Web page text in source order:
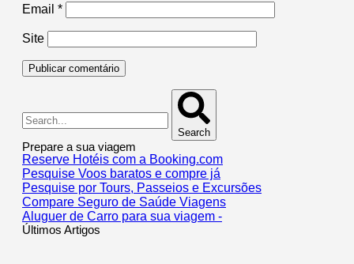
Email *
Site
Search
Prepare a sua viagem
Reserve Hotéis com a Booking.com
Pesquise Voos baratos e compre já
Pesquise por Tours, Passeios e Excursões
Compare Seguro de Saúde Viagens
Aluguer de Carro para sua viagem -
Últimos Artigos